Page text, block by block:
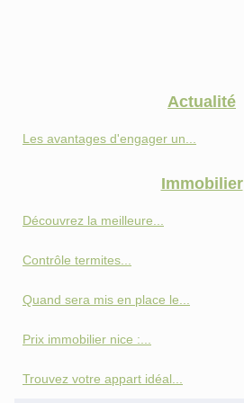
Actualité
Les avantages d'engager un...
Immobilier
Découvrez la meilleure...
Contrôle termites...
Quand sera mis en place le...
Prix immobilier nice :...
Trouvez votre appart idéal...